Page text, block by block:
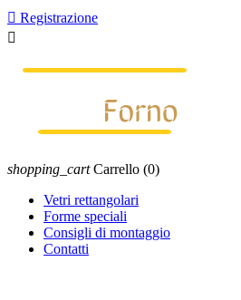
 Registrazione

shopping_cart Carrello (0)
Vetri rettangolari
Forme speciali
Consigli di montaggio
Contatti